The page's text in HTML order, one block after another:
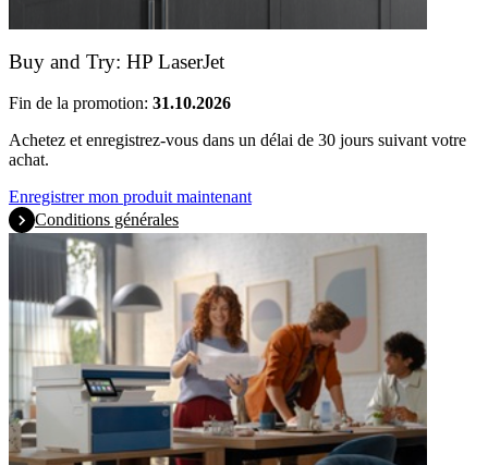
Buy and Try: HP LaserJet
Fin de la promotion: 31.10.2026
Achetez et enregistrez-vous dans un délai de 30 jours suivant votre
achat.
Enregistrer mon produit maintenant
Conditions générales